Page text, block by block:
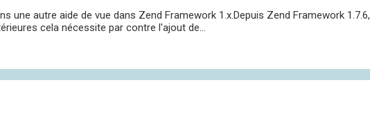
une autre aide de vue dans Zend Framework 1.x.Depuis Zend Framework 1.7.6,
cela nécessite par contre l'ajout de...